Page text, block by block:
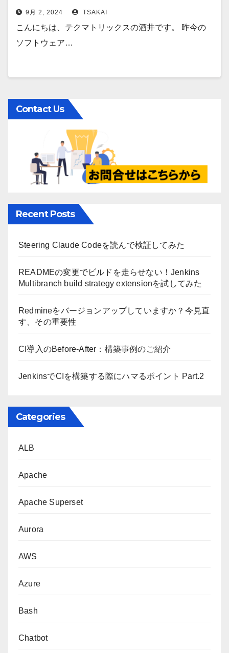
9月 2, 2024 TSAKAI
こんにちは、テクマトリックスの酒井です。 昨今の
ソフトウェア…
Contact Us
Recent Posts
Steering Claude Codeを読んで検証してみた
READMEの変更でビルドを走らせない！Jenkins
Multibranch build strategy extensionを試してみた
Redmineをバージョンアップしていますか？今見直
す、その重要性
CI導入のBefore-After：構築事例のご紹介
JenkinsでCIを構築する際にハマるポイント Part.2
Categories
ALB
Apache
Apache Superset
Aurora
AWS
Azure
Bash
Chatbot